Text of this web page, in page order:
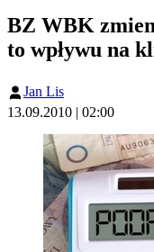
BZ WBK
to wpływu na
Jan Lis
13.09.2010 | 02:00